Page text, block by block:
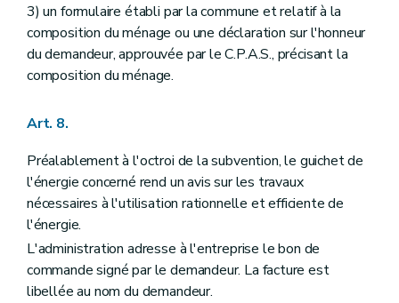
3) un formulaire établi par la commune et relatif à la
composition du ménage ou une déclaration sur l'honneur
du demandeur, approuvée par le C.P.A.S., précisant la
composition du ménage.
Art. 8.
Préalablement à l'octroi de la subvention, le guichet de
l'énergie concerné rend un avis sur les travaux
nécessaires à l'utilisation rationnelle et efficiente de
l'énergie.
L'administration adresse à l'entreprise le bon de
commande signé par le demandeur. La facture est
libellée au nom du demandeur.